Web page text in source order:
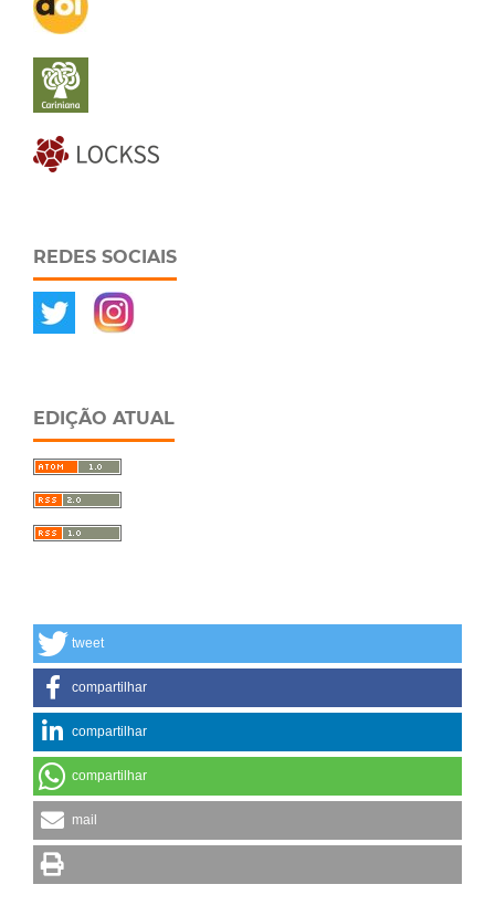
REDES SOCIAIS
EDIÇÃO ATUAL
tweet
compartilhar
compartilhar
compartilhar
mail